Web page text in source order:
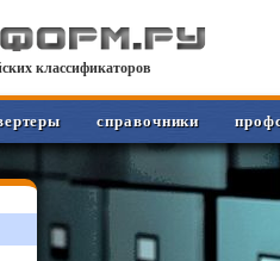
классификаторов
справочники